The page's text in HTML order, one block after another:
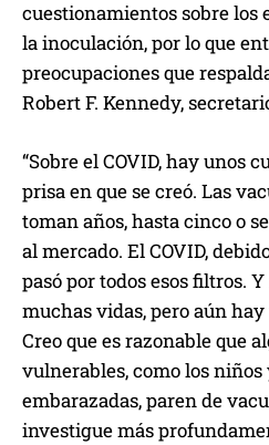
cuestionamientos sobre los
la inoculación, por lo que
preocupaciones que
Robert F. Kennedy,
“Sobre el COVID, hay unos
prisa en que se creó. Las
toman años, hasta cinco o
al mercado. El COVID,
pasó por todos esos filtros.
muchas vidas, pero aún
Creo que es razonable que
vulnerables, como los niños
embarazadas, paren de
investigue más